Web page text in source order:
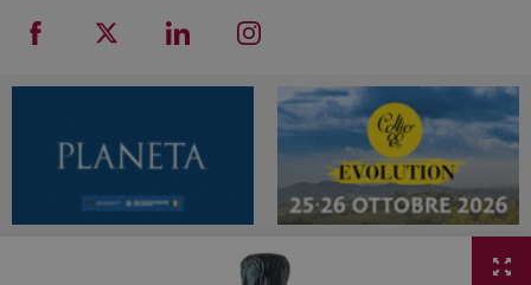
WINENEWS TV